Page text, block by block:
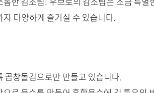
다양하게 즐기실 수 있습니다.
곱창돌김으로만 만들고 있습니다.